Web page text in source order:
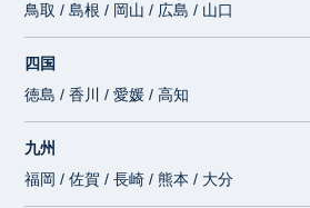
鳥取 / 島根 / 岡山 / 広島 / 山口
四国
徳島 / 香川 / 愛媛 / 高知
九州
福岡 / 佐賀 / 長崎 / 熊本 / 大分